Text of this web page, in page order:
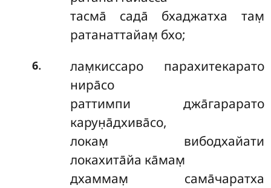
тасма̄ сада̄ бхаджатха там̣
ратанаттайам̣ бхо;
6.
лам̣киссаро парахитекарато
нира̄со
раттимпи джа̄гарарато
карун̣а̄дхива̄со,
локам̣ вибодхайати
локахита̄йа ка̄мам̣
дхаммам̣ сама̄чаратха